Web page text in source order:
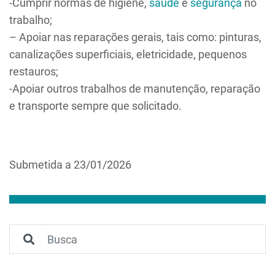
trabalho;
– Apoiar nas reparações gerais, tais como: pinturas,
canalizações superficiais, eletricidade, pequenos
restauros;
-Apoiar outros trabalhos de manutenção, reparação
e transporte sempre que solicitado.
Submetida a 23/01/2026